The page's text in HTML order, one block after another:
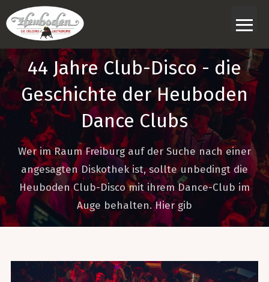
44 Jahre Club-Disco - die
Geschichte der Heuboden
Dance Clubs
Wer im Raum Freiburg auf der Suche nach einer
angesagten Diskothek ist, sollte unbedingt die
Heuboden Club-Disco mit ihrem Dance-Club im
Auge behalten. Hier gib
≡